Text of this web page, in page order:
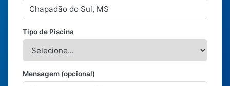
Tipo de Piscina
Mensagem (opcional)